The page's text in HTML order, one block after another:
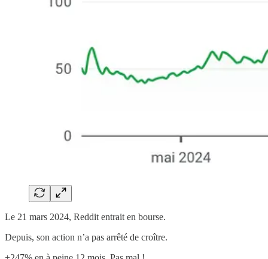
Le 21 mars 2024, Reddit entrait en bourse.
Depuis, son action n’a pas arrêté de croître.